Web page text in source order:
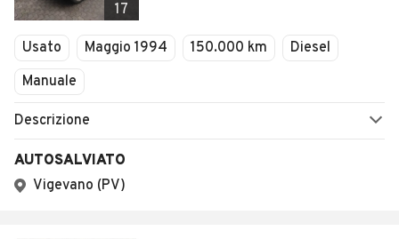
17
Usato Maggio 1994 150.000 km
Diesel
Manuale
Descrizione
AUTOSALVIATO
Vigevano (PV)